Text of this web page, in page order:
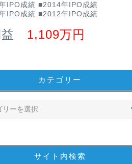
IPO成績 ■2014年IPO成績
IPO成績 ■2012年IPO成績
益 1,109万円
カテゴリー
サイト内検索